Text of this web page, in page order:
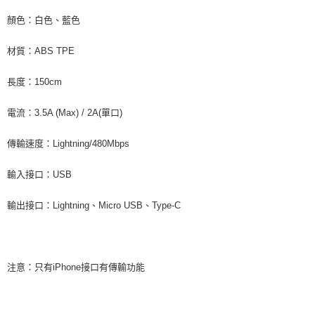
顏色：白色、藍色
材質：ABS TPE
長度：150cm
電流：3.5A (Max) / 2A(單口)
傳輸速度：Lightning/480Mbps
輸入接口：USB
輸出接口：Lightning、Micro USB、Type-C
注意：只有iPhone接口有傳輸功能